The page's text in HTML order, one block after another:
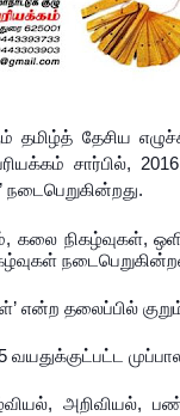
தமிழ்த் தேசிய
சார்பில்,
நடைபெறுகின்றது.
கலை நிகழ்வுகள்,
என்ற தலைப்பில்
வயதுக்குட்பட்ட
அறிவியல்,